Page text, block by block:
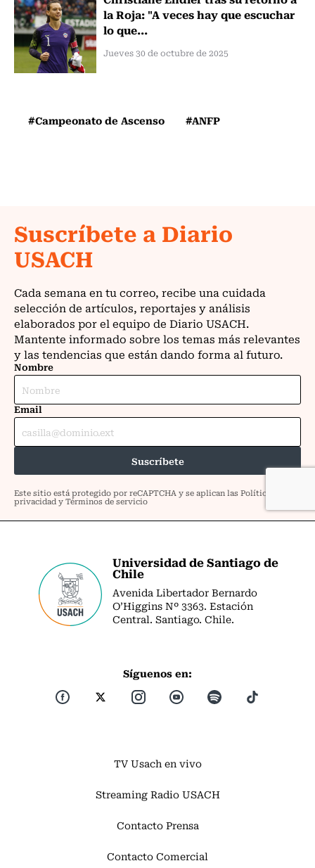
la Roja: "A veces hay que escuchar
lo que...
Jueves 30 de octubre de 2025
#Campeonato de Ascenso #ANFP
Universidad de Santiago de
Chile
Avenida Libertador Bernardo
O’Higgins Nº 3363. Estación
Central. Santiago. Chile.
Síguenos en:
TV Usach en vivo
Streaming Radio USACH
Contacto Prensa
Contacto Comercial